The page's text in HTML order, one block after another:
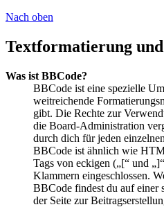
Nach oben
Textformatierung
Was ist BBCode?
BBCode ist eine spezielle
weitreichende
gibt. Die Rechte zur
die Board-Administration
durch dich für jeden
BBCode ist ähnlich wie
Tags von eckigen („[“ und
Klammern eingeschlossen.
BBCode findest du auf einer
der Seite zur